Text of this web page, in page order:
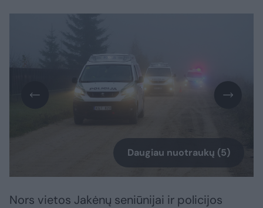
Daugiau nuotraukų (5)
Nors vietos Jakėnų seniūnijai ir policijos